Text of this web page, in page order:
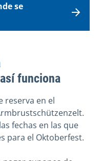
se
funciona
reserva en el
fechas en las que
para el Oktoberfest.